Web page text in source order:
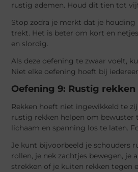
rustig ademen. Houd dit tien tot
Stop zodra je merkt dat je
trekt. Het is beter om kort en
en slordig.
Als deze oefening te zwaar voelt,
Niet elke oefening hoeft bij
Oefening 9: Rustig rekken
Rekken hoeft niet ingewikkeld te
rustig rekken helpen om bewuster
lichaam en spanning los te laten.
Je kunt bijvoorbeeld je schouders
rollen, je nek zachtjes bewegen, je
strekken of je kuiten rekken tegen